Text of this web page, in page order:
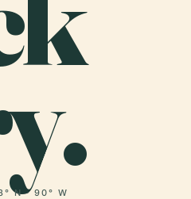
N · 90° W